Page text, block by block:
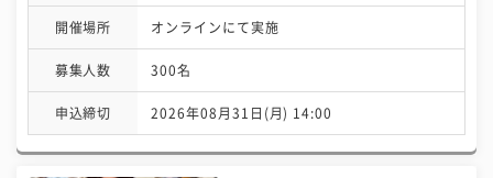
開催場所 オンラインにて実施
募集人数 300名
申込締切 2026年08月31日(月) 14:00